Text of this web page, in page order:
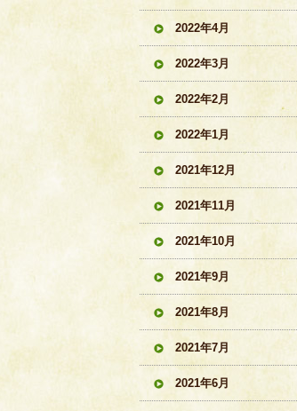
2022年4月
2022年3月
2022年2月
2022年1月
2021年12月
2021年11月
2021年10月
2021年9月
2021年8月
2021年7月
2021年6月